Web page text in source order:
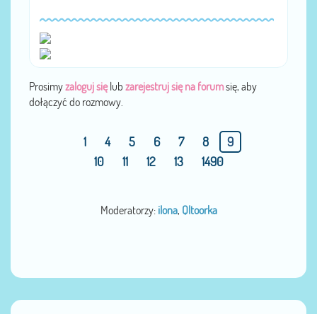
Prosimyzaloguj sięlub zarejestruj się na forumsię, aby
dołączyć do rozmowy.
1 4 5 6 7 8
9
10
11 12 13 1490
Moderatorzy: ilona, Qltoorka